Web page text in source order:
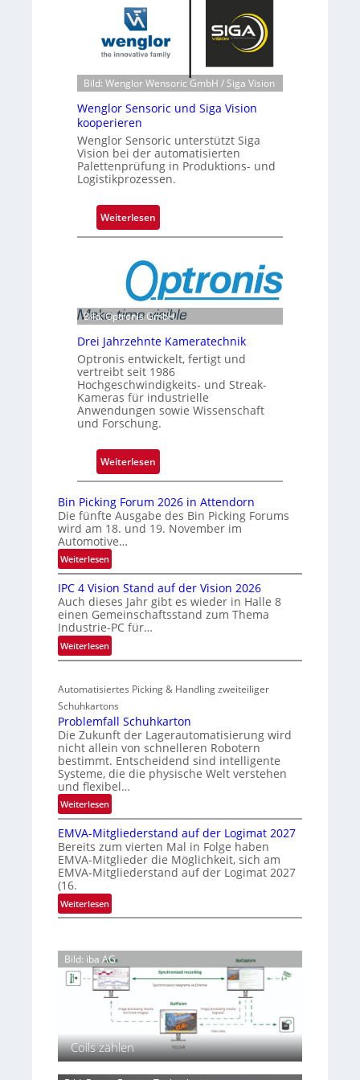
r
is
k
n
ü
r
d
e
C
O
S
S
e
s
o
r
e
n
L
i
e
f
e
r
e
t
t
e
Bild: Wenglor Wensoric GmbH / Siga Vision
Wenglor Sensoric und Siga Vision
kooperieren
Wenglor Sensoric unterstützt Siga
Vision bei der automatisierten
Palettenprüfung in Produktions- und
Logistikprozessen.
Weiterlesen:
W
n
g
l
o
S
e
n
s
o
i
c
u
n
d
S
g
a
V
i
n
o
o
p
e
e
r
e
n
Bild: Optronis GmbH
Drei Jahrzehnte Kameratechnik
Optronis entwickelt, fertigt und
vertreibt seit 1986
Hochgeschwindigkeits- und Streak-
Kameras für industrielle
Anwendungen sowie Wissenschaft
und Forschung.
Weiterlesen:
D
e
i
h
r
z
n
e
K
a
m
e
r
t
e
c
h
k
Bin Picking Forum 2026 in Attendorn
Die fünfte Ausgabe des Bin Picking Forums
wird am 18. und 19. November im
Automotive…
Weiterlesen:
B
i
n
P
i
c
k
n
g
F
o
r
u
m
2
0
2
6
i
n
A
t
n
d
o
r
n
IPC 4 Vision Stand auf der Vision 2026
Auch dieses Jahr gibt es wieder in Halle 8
einen Gemeinschaftsstand zum Thema
Industrie-PC für…
Weiterlesen:
I
C
4
V
i
s
i
o
n
S
t
a
n
d
u
f
e
r
V
i
s
o
n
2
Automatisiertes Picking & Handling zweiteiliger
Schuhkartons
Problemfall Schuhkarton
Die Zukunft der Lagerautomatisierung wird
nicht allein von schnelleren Robotern
bestimmt. Entscheidend sind intelligente
Systeme, die die physische Welt verstehen
und flexibel…
Weiterlesen:
P
r
o
b
l
e
m
l
l
S
c
h
h
k
EMVA-Mitgliederstand auf der Logimat 2027
Bereits zum vierten Mal in Folge haben
EMVA-Mitglieder die Möglichkeit, sich am
EMVA-Mitgliederstand auf der Logimat 2027
(16.
Weiterlesen:
E
V
A
-
M
t
g
l
Bild: iba AG
Coils zählen